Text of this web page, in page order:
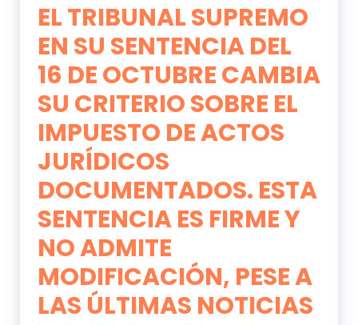
EL TRIBUNAL SUPREMO
EN SU SENTENCIA DEL
16 DE OCTUBRE CAMBIA
SU CRITERIO SOBRE EL
IMPUESTO DE ACTOS
JURÍDICOS
DOCUMENTADOS. ESTA
SENTENCIA ES FIRME Y
NO ADMITE
MODIFICACIÓN, PESE A
LAS ÚLTIMAS NOTICIAS